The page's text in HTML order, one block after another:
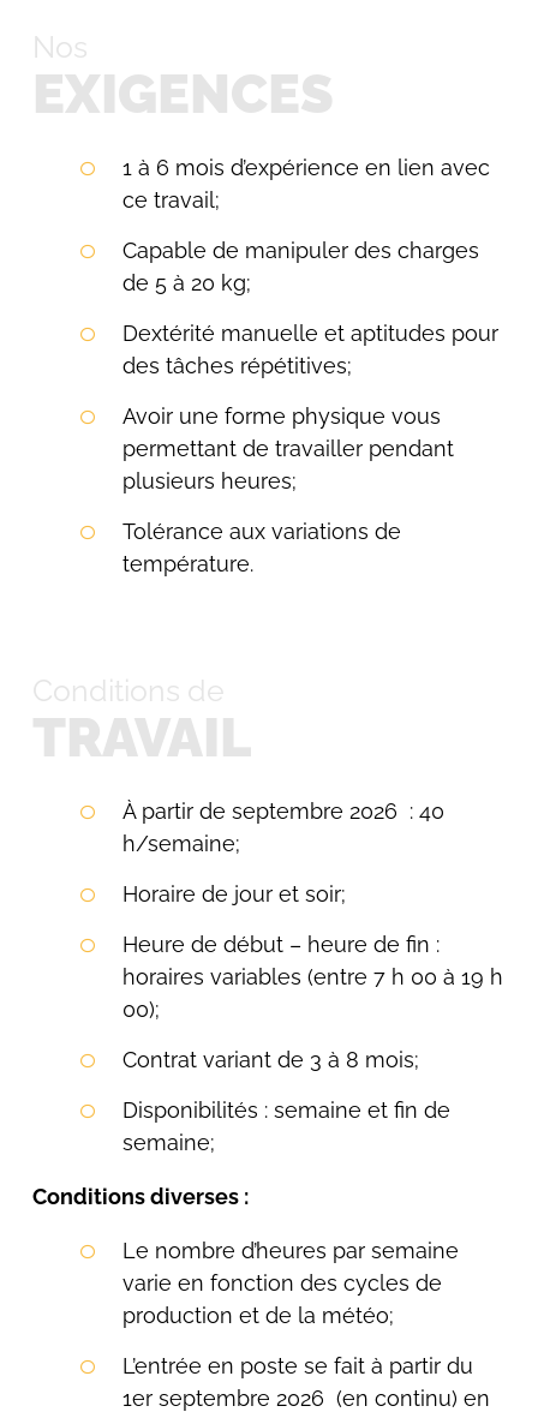
Nos
EXIGENCES
1 à 6 mois d’expérience en lien avec
ce travail;
Capable de manipuler des charges
de 5 à 20 kg;
Dextérité manuelle et aptitudes pour
des tâches répétitives;
Avoir une forme physique vous
permettant de travailler pendant
plusieurs heures;
Tolérance aux variations de
température.
Conditions de
TRAVAIL
À partir de septembre 2026 : 40
h/semaine;
Horaire de jour et soir;
Heure de début – heure de fin :
horaires variables (entre 7 h 00 à 19 h
00);
Contrat variant de 3 à 8 mois;
Disponibilités : semaine et fin de
semaine;
Conditions diverses :
Le nombre d’heures par semaine
varie en fonction des cycles de
production et de la météo;
L’entrée en poste se fait à partir du
1er septembre 2026 (en continu) en
Search